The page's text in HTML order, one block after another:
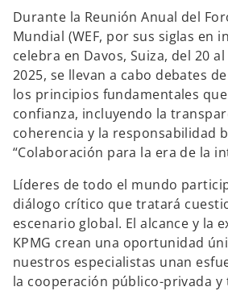
Durante la Reunión Anual del
Mundial (WEF, por sus siglas en
celebra en Davos, Suiza, del 20
2025, se llevan a cabo debates
los principios fundamentales
confianza, incluyendo la
coherencia y la responsabilidad
“Colaboración para la era de la
Líderes de todo el mundo
diálogo crítico que tratará
escenario global. El alcance y la
KPMG crean una oportunidad
nuestros especialistas unan
la cooperación público-privada y